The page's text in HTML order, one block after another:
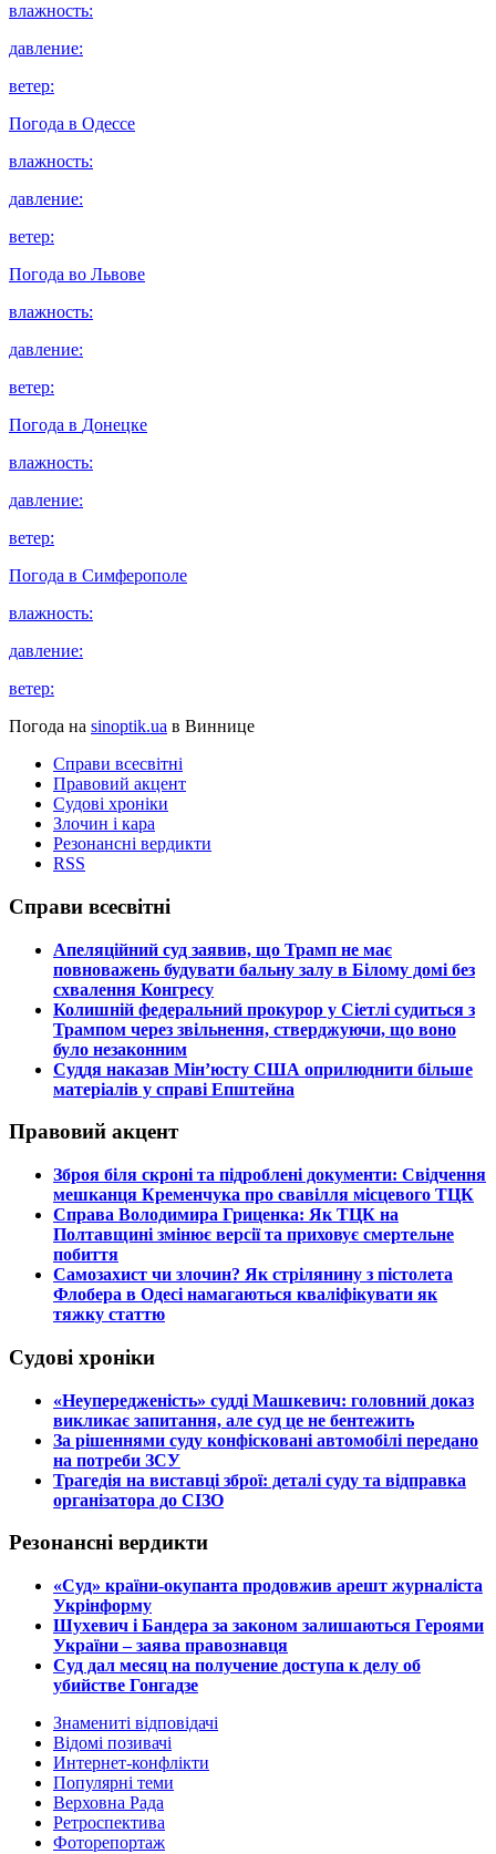
влажность:
давление:
ветер:
Погода в Одессе
влажность:
давление:
ветер:
Погода во Львове
влажность:
давление:
ветер:
Погода в Донецке
влажность:
давление:
ветер:
Погода в Симферополе
влажность:
давление:
ветер:
Погода на sinoptik.ua в Виннице
Справи всесвітні
Правовий акцент
Судові хроніки
Злочин і кара
Резонансні вердикти
RSS
Справи всесвітні
​Апеляційний суд заявив, що Трамп не має
повноважень будувати бальну залу в Білому домі без
схвалення Конгресу
​Колишній федеральний прокурор у Сіетлі судиться з
Трампом через звільнення, стверджуючи, що воно
було незаконним
​Суддя наказав Мін’юсту США оприлюднити більше
матеріалів у справі Епштейна
Правовий акцент
​Зброя біля скроні та підроблені документи: Свідчення
мешканця Кременчука про свавілля місцевого ТЦК
​Справа Володимира Гриценка: Як ТЦК на
Полтавщині змінює версії та приховує смертельне
побиття
​Самозахист чи злочин? Як стрілянину з пістолета
Флобера в Одесі намагаються кваліфікувати як
тяжку статтю
Судові хроніки
​«Неупередженість» судді Машкевич: головний доказ
викликає запитання, але суд це не бентежить
​За рішеннями суду конфісковані автомобілі передано
на потреби ЗСУ
​Трагедія на виставці зброї: деталі суду та відправка
організатора до СІЗО
Резонансні вердикти
​«Суд» країни-окупанта продовжив арешт журналіста
Укрінформу
Шухевич і Бандера за законом залишаються Героями
України – заява правознавця
Суд дал месяц на получение доступа к делу об
убийстве Гонгадзе
Знамениті відповідачі
Відомі позивачі
Интернет-конфлікти
Популярні теми
Верховна Рада
Ретроспектива
Фоторепортаж